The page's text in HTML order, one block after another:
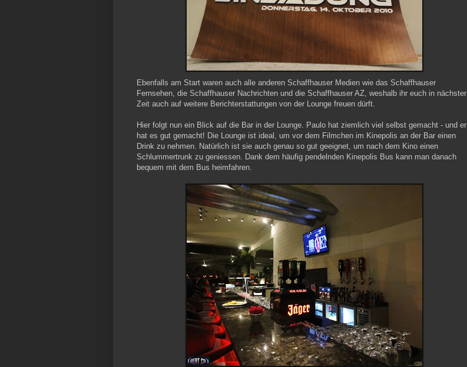
Ebenfalls am Start waren auch alle anderen Schaffhauser Medien wie das Schaffhauser
Fernsehen, die Schaffhauser Nachrichten und die Schaffhauser AZ, weshalb ihr euch in nächster
Zeit auch auf weitere Berichterstattungen von der Lounge freuen dürft.
Hier folgt nun ein Blick auf die Bar in der Lounge. Paulo hat ziemlich viel selbst gemacht - und er
hat es gut gemacht! Die Lounge ist ideal, um vor dem Filmchen im Kinepolis an der Bar einen
Drink zu nehmen. Natürlich ist sie auch genau so gut geeignet, um nach dem Kino einen
Schlummertrunk zu geniessen. Dank dem häufig pendelnden Kinepolis Bus kann man danach
bequem mit dem Bus heimfahren.